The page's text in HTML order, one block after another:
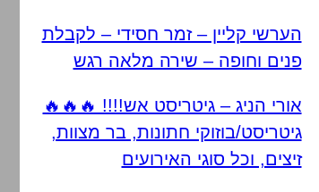
הערשי קליין – זמר חסידי – לקבלת
פנים וחופה – שירה מלאה רגש
אורי הניג – גיטריסט אש!!!! 🔥🔥🔥
גיטריסט/בוזוקי חתונות, בר מצוות,
זיצים, וכל סוגי האירועים